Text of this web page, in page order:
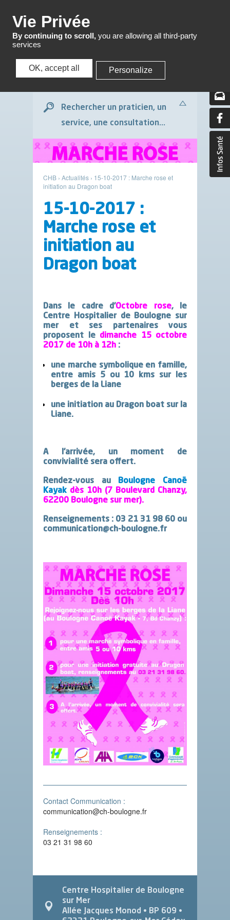
Menu
Rechercher un praticien, un
service, une consultation...
CHB › Actualités › 15-10-2017 : Marche rose et
initiation au Dragon boat
15-10-2017 :
Marche rose et
initiation au
Dragon boat
Dans le cadre d’Octobre rose, le
Centre Hospitalier de Boulogne sur
mer et ses partenaires vous
proposent le dimanche 15 octobre
2017 de 10h à 12h :
une marche symbolique en famille,
entre amis 5 ou 10 kms sur les
berges de la Liane
une initiation au Dragon boat sur la
Liane.
A l’arrivée, un moment de
convivialité sera offert.
Rendez-vous au Boulogne Canoë
Kayak dès 10h (7 Boulevard Chanzy,
62200 Boulogne sur mer).
Renseignements : 03 21 31 98 60 ou
communication@ch-boulogne.fr
Contact Communication :
communication@ch-boulogne.fr
Renseignements :
03 21 31 98 60
Centre Hospitalier de Boulogne
sur Mer
Allée Jacques Monod • BP 609 •
Vie Privée
By continuing to scroll, you are allowing all third-party
services
OK, accept all Personalize